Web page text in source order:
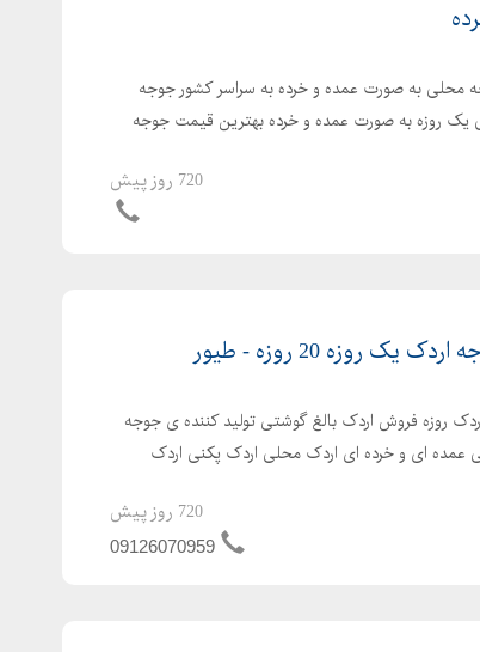
جوجه یکروزه راس 308 و جوجه محلی به صورت عمده و خرده به سراسر کشور جوجه
مرغ بومی یک روزه به صورت عمده و خرده بهترین قیمت جوجه
720 روز پیش
20 روزه - طیور
روزه فروش اردک بالغ گوشتی تولید کننده ی جوجه
عمده ای و خرده ای اردک محلی اردک پکنی اردک
720 روز پیش
09126070959